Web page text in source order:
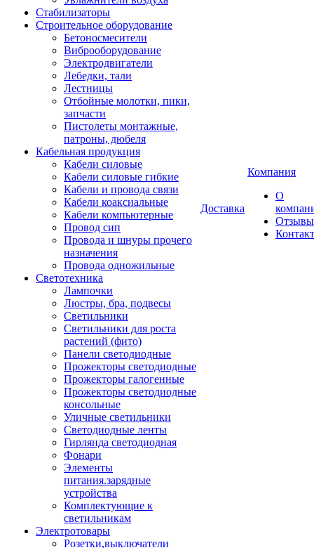
Стабилизаторы
Строительное оборудование
Бетоносмесители
Виброоборудование
Электродвигатели
Лебедки, тали
Лестницы
Отбойные молотки, пики,
запчасти
Пистолеты монтажные,
патроны, дюбеля
Кабельная продукция
Кабели силовые
Кабели силовые гибкие
Кабели и провода связи
Кабели коаксиальные
Кабели компьютерные
Провод сип
Провода и шнуры прочего
назначения
Провода одножильные
Светотехника
Лампочки
Люстры, бра, подвесы
Светильники
Светильники для роста
растений (фито)
Панели светодиодные
Прожекторы светодиодные
Прожекторы галогенные
Прожекторы светодиодные
консольные
Уличные светильники
Светодиодные ленты
Гирлянда светодиодная
Фонари
Элементы
питания.зарядные
устройства
Комплектующие к
светильникам
Электротовары
Розетки,выключатели
Доставка
Компания
О
Отзывы